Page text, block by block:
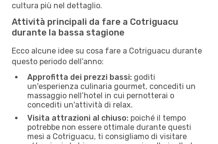
cultura più nel dettaglio.
Attività principali da fare a Cotriguacu
durante la bassa stagione
Ecco alcune idee su cosa fare a Cotriguacu durante
questo periodo dell’anno:
Approfitta dei prezzi bassi: goditi
un'esperienza culinaria gourmet, concediti un
massaggio nell’hotel in cui pernotterai o
concediti un'attività di relax.
Visita attrazioni al chiuso: poiché il tempo
potrebbe non essere ottimale durante questi
mesi a Cotriguacu, ti consigliamo di visitare